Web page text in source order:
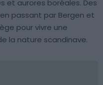
et aurores boréales. Des
passant par Bergen et
pour vivre une
la nature scandinave.